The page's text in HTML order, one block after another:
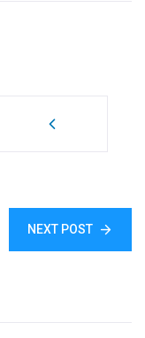
NEXT POST